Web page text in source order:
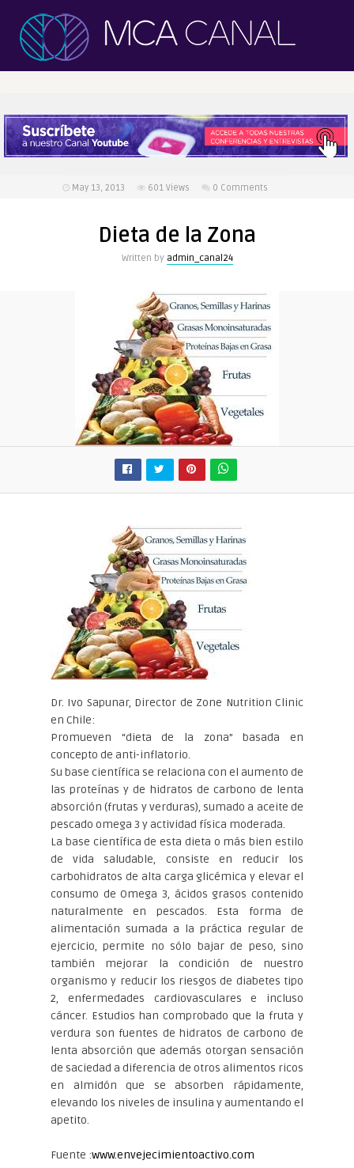
May 13, 2013 601 Views 0 Comments
Dieta de la Zona
Written by admin_canal24
Dr. Ivo Sapunar, Director de Zone Nutrition Clinic
en Chile:
Promueven “dieta de la zona” basada en
concepto de anti-inflatorio.
Su base científica se relaciona con el aumento de
las proteínas y de hidratos de carbono de lenta
absorción (frutas y verduras), sumado a aceite de
pescado omega 3 y actividad física moderada.
La base científica de esta dieta o más bien estilo
de vida saludable, consiste en reducir los
carbohidratos de alta carga glicémica y elevar el
consumo de Omega 3, ácidos grasos contenido
naturalmente en pescados. Esta forma de
alimentación sumada a la práctica regular de
ejercicio, permite no sólo bajar de peso, sino
también mejorar la condición de nuestro
organismo y reducir los riesgos de diabetes tipo
2, enfermedades cardiovasculares e incluso
cáncer. Estudios han comprobado que la fruta y
verdura son fuentes de hidratos de carbono de
lenta absorción que además otorgan sensación
de saciedad a diferencia de otros alimentos ricos
en almidón que se absorben rápidamente,
elevando los niveles de insulina y aumentando el
apetito.
Fuente :www.envejecimientoactivo.com